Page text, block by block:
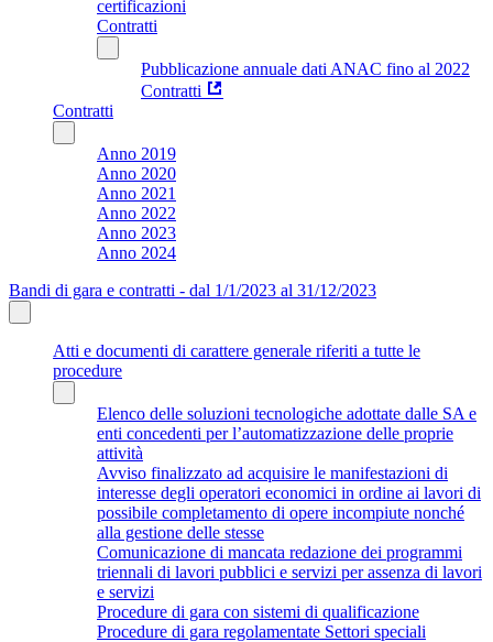
certificazioni
Contratti
Pubblicazione annuale dati ANAC fino al 2022
Contratti
Contratti
Anno 2019
Anno 2020
Anno 2021
Anno 2022
Anno 2023
Anno 2024
Bandi di gara e contratti - dal 1/1/2023 al 31/12/2023
Atti e documenti di carattere generale riferiti a tutte le
procedure
Elenco delle soluzioni tecnologiche adottate dalle SA e
enti concedenti per l’automatizzazione delle proprie
attività
Avviso finalizzato ad acquisire le manifestazioni di
interesse degli operatori economici in ordine ai lavori di
possibile completamento di opere incompiute nonché
alla gestione delle stesse
Comunicazione di mancata redazione dei programmi
triennali di lavori pubblici e servizi per assenza di lavori
e servizi
Procedure di gara con sistemi di qualificazione
Procedure di gara regolamentate Settori speciali